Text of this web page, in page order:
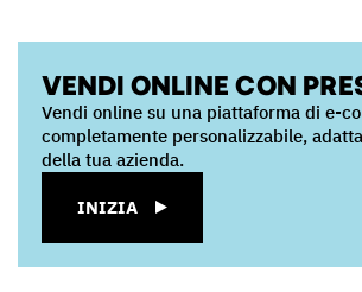
VENDI ONLINE CON
Vendi online su una piattaforma di e-
completamente personalizzabile,
della tua azienda.
INIZIA